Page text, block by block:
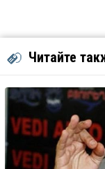
Читайте